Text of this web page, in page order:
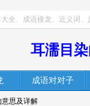
全、成语接龙、近义词、
耳濡目
成语对对子
思及详解